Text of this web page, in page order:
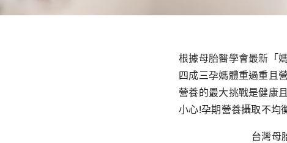
根據母胎醫學會最新「
四成三孕媽體重過重且
營養的最大挑戰是健康
小心!孕期營養攝取不均
台灣母